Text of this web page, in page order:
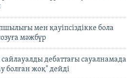
мен қауіпсіздікке бола
мәжбүр
дебаттағы сауалнамада
болған жоқ" дейді